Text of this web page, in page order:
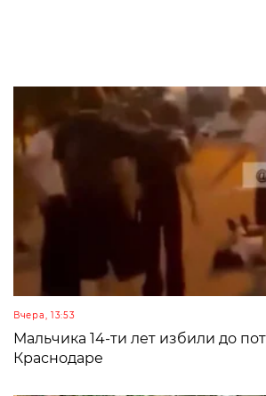
Вчера, 13:53
Мальчика 14-ти лет избили до
Краснодаре